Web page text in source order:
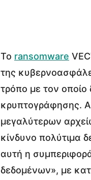
Το ransomware
της
τρόπο με τον οποίο
κρυπτογράφησης.
μεγαλύτερων
κίνδυνο πολύτιμα
αυτή η
δεδομένων», με